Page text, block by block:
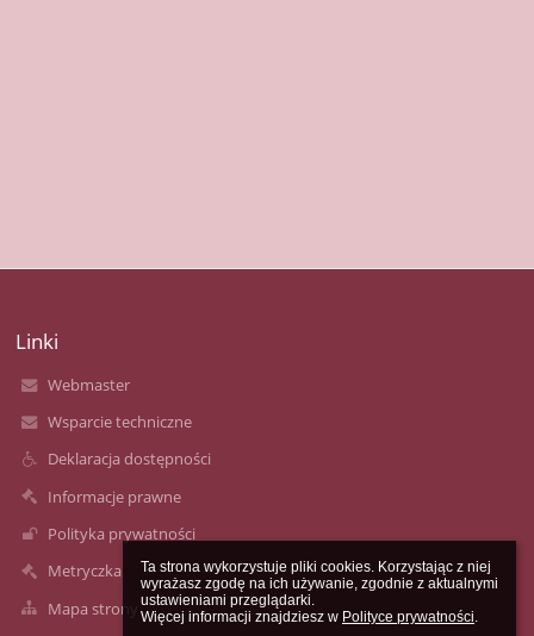
Ta strona wykorzystuje pliki cookies. Korzystając z niej
wyrażasz zgodę na ich używanie, zgodnie z aktualnymi
ustawieniami przeglądarki.
Więcej informacji znajdziesz w Polityce prywatności.
Linki
Webmaster
Wsparcie techniczne
Deklaracja dostępności
Informacje prawne
Polityka prywatności
Metryczka
Mapa strony